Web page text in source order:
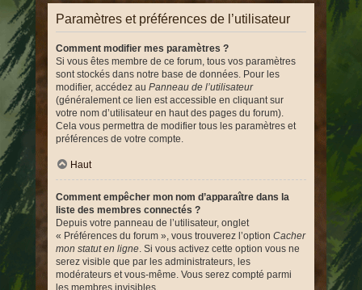
Paramètres et préférences de l’utilisateur
Comment modifier mes paramètres ?
Si vous êtes membre de ce forum, tous vos paramètres
sont stockés dans notre base de données. Pour les
modifier, accédez au Panneau de l’utilisateur
(généralement ce lien est accessible en cliquant sur
votre nom d’utilisateur en haut des pages du forum).
Cela vous permettra de modifier tous les paramètres et
préférences de votre compte.
Haut
Comment empêcher mon nom d’apparaître dans la
liste des membres connectés ?
Depuis votre panneau de l’utilisateur, onglet
« Préférences du forum », vous trouverez l’option Cacher
mon statut en ligne. Si vous activez cette option vous ne
serez visible que par les administrateurs, les
modérateurs et vous-même. Vous serez compté parmi
les membres invisibles.